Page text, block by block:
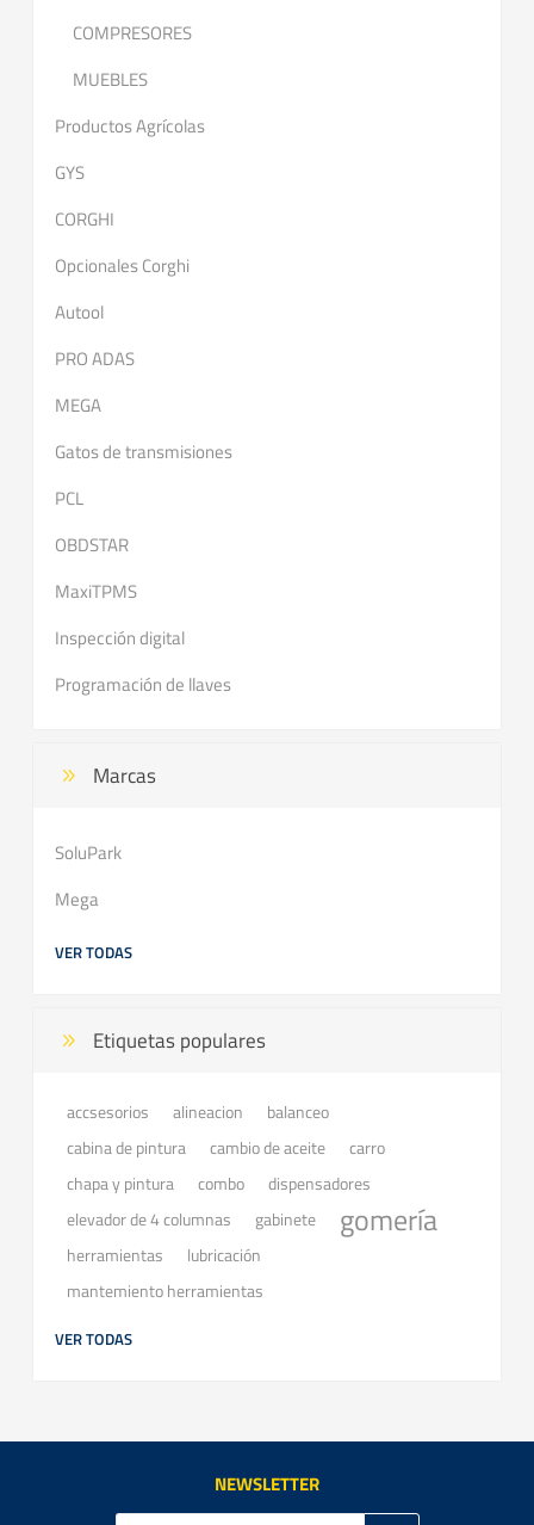
COMPRESORES
MUEBLES
Productos Agrícolas
GYS
CORGHI
Opcionales Corghi
Autool
PRO ADAS
MEGA
Gatos de transmisiones
PCL
OBDSTAR
MaxiTPMS
Inspección digital
Programación de llaves
Marcas
SoluPark
Mega
VER TODAS
Etiquetas populares
accsesorios alineacion
balanceo
cabina de pintura
cambio de aceite
carro
chapa y pintura
combo
dispensadores
elevador de 4 columnas
gabinete gomería
herramientas
lubricación
mantemiento herramientas
VER TODAS
NEWSLETTER